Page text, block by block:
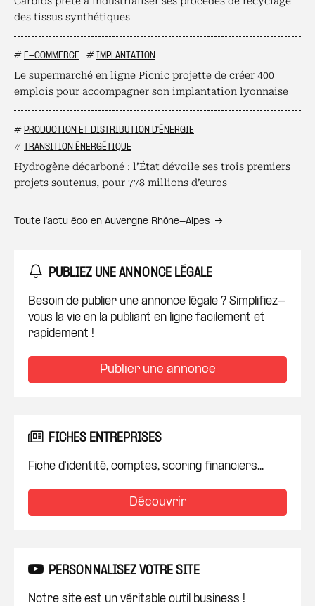
des tissus synthétiques
# E-COMMERCE # IMPLANTATION
Le supermarché en ligne Picnic projette de créer 400
emplois pour accompagner son implantation lyonnaise
# PRODUCTION ET DISTRIBUTION D'ÉNERGIE
# TRANSITION ÉNERGÉTIQUE
Hydrogène décarboné : l’État dévoile ses trois premiers
projets soutenus, pour 778 millions d’euros
Toute l’actu éco en Auvergne Rhône-Alpes
PUBLIEZ UNE ANNONCE LÉGALE
Besoin de publier une annonce légale ? Simplifiez-
vous la vie en la publiant en ligne facilement et
rapidement !
Publier une annonce
FICHES ENTREPRISES
Fiche d'identité, comptes, scoring financiers...
Découvrir
PERSONNALISEZ VOTRE SITE
Notre site est un véritable outil business !